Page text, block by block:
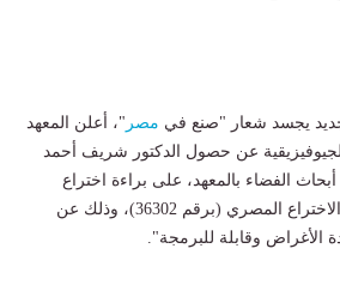
يجسد شعار "صنع في مصر "، أعلن المعهد
عن حصول الدكتور شريف أحمد
الفضاء بالمعهد، على براءة اختراع
رسمية من مكتب براءات الاختراع المصري (برقم 36302)، وذلك عن
الأغراض وقابلة للبرمجة".